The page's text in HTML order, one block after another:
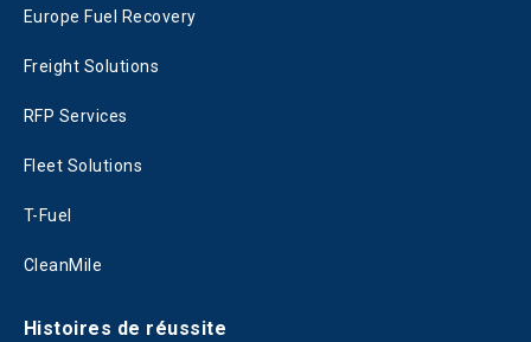
Europe Fuel Recovery
Freight Solutions
RFP Services
Fleet Solutions
T-Fuel
CleanMile
Histoires de réussite